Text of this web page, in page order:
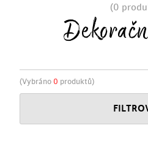
(0
(Vybráno 0 produktů)